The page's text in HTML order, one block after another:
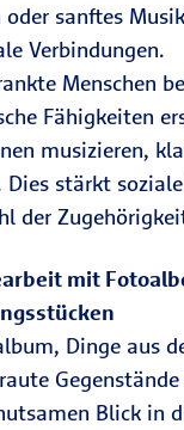
oder sanftes
Verbindungen.
Menschen
Fähigkeiten
musizieren,
Dies stärkt
der
mit
Dinge aus
Blick in